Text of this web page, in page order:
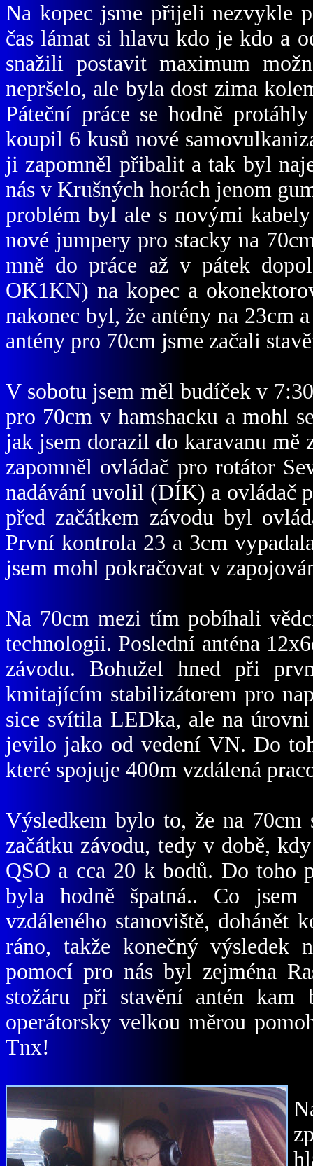
Na kopec jsme přijeli nezvykle
čas lámat si hlavu kdo je kdo a
snažili postavit maximum
nepršelo, ale byla dost zima
Páteční práce se hodně
koupil 6 kusů nové
ji zapomněl přibalit a tak byl
nás v Krušných horách jenom
problém byl ale s novými
nové jumpery pro stacky na
mně do práce až v pátek
OK1KN) na kopec a
nakonec byl, že antény na 23cm
antény pro 70cm jsme začali
V sobotu jsem měl budíček v
pro 70cm v hamshacku a mohl
jak jsem dorazil do karavanu mě
zapomněl ovládač pro rotátor
nadávání uvolil (DÍK) a ovládač
před začátkem závodu byl
První kontrola 23 a 3cm
jsem mohl pokračovat v
Na 70cm mezi tím pobíhali
technologii. Poslední anténa
závodu. Bohužel hned při
kmitajícím stabilizátorem pro
sice svítila LEDka, ale na
jevilo jako od vedení VN. Do
které spojuje 400m vzdálená
Výsledkem bylo to, že na 70cm
začátku závodu, tedy v době,
QSO a cca 20 k bodů. Do toho
byla hodně špatná.. Co jsem
vzdáleného stanoviště, dohánět
ráno, takže konečný výsledek
pomocí pro nás byl zejména
stožáru při stavění antén kam
operátorsky velkou měrou
Tnx!